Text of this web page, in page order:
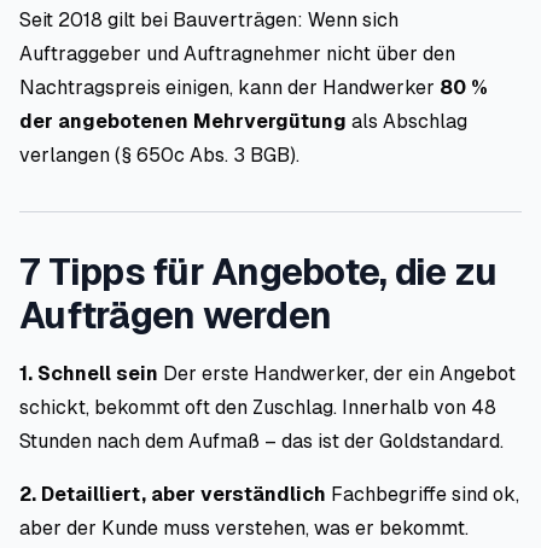
Seit 2018 gilt bei Bauverträgen: Wenn sich
Auftraggeber und Auftragnehmer nicht über den
Nachtragspreis einigen, kann der Handwerker 80 %
der angebotenen Mehrvergütung als Abschlag
verlangen (§ 650c Abs. 3 BGB).
7 Tipps für Angebote, die zu
Aufträgen werden
1. Schnell sein Der erste Handwerker, der ein Angebot
schickt, bekommt oft den Zuschlag. Innerhalb von 48
Stunden nach dem Aufmaß – das ist der Goldstandard.
2. Detailliert, aber verständlich Fachbegriffe sind ok,
aber der Kunde muss verstehen, was er bekommt.